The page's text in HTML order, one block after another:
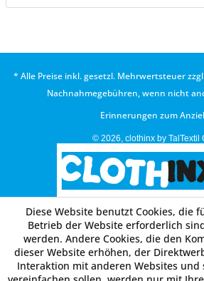
* Alle Preise inkl. gesetzl. Mehrwertsteuer
Nachnahmegebühren, wenn nicht
Erinnerungen zum
© 2026, clothinx by TalTextil
Diese Website benutzt Cookies, die
Betrieb der Website erforderlich
werden. Andere Cookies, die den
dieser Website erhöhen, der
Interaktion mit anderen Websites und